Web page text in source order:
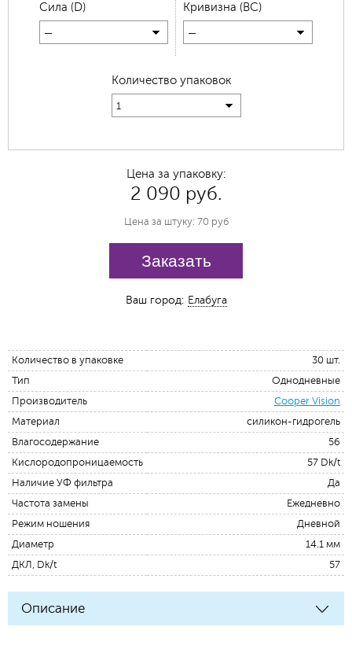
Сила (D)
—
Кривизна (BC)
—
Количество упаковок
1
Цена за упаковку:
2 090 руб.
Цена за штуку: 70 руб
Заказать
Ваш город: Елабуга
Количество в упаковке
30 шт.
Тип
Однодневные
Производитель
Cooper Vision
Материал
силикон-гидрогель
Влагосодержание
56
Кислородопроницаемость
57 Dk/t
Наличие УФ фильтра
Да
Частота замены
Ежедневно
Режим ношения
Дневной
Диаметр
14.1 мм
ДКЛ, Dk/t
57
Описание